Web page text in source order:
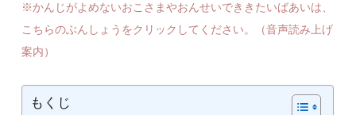
※かんじがよめないおこさまやおんせいでききたいばあいは、
こちらのぶんしょうをクリックしてください。（音声読み上げ
案内）
もくじ